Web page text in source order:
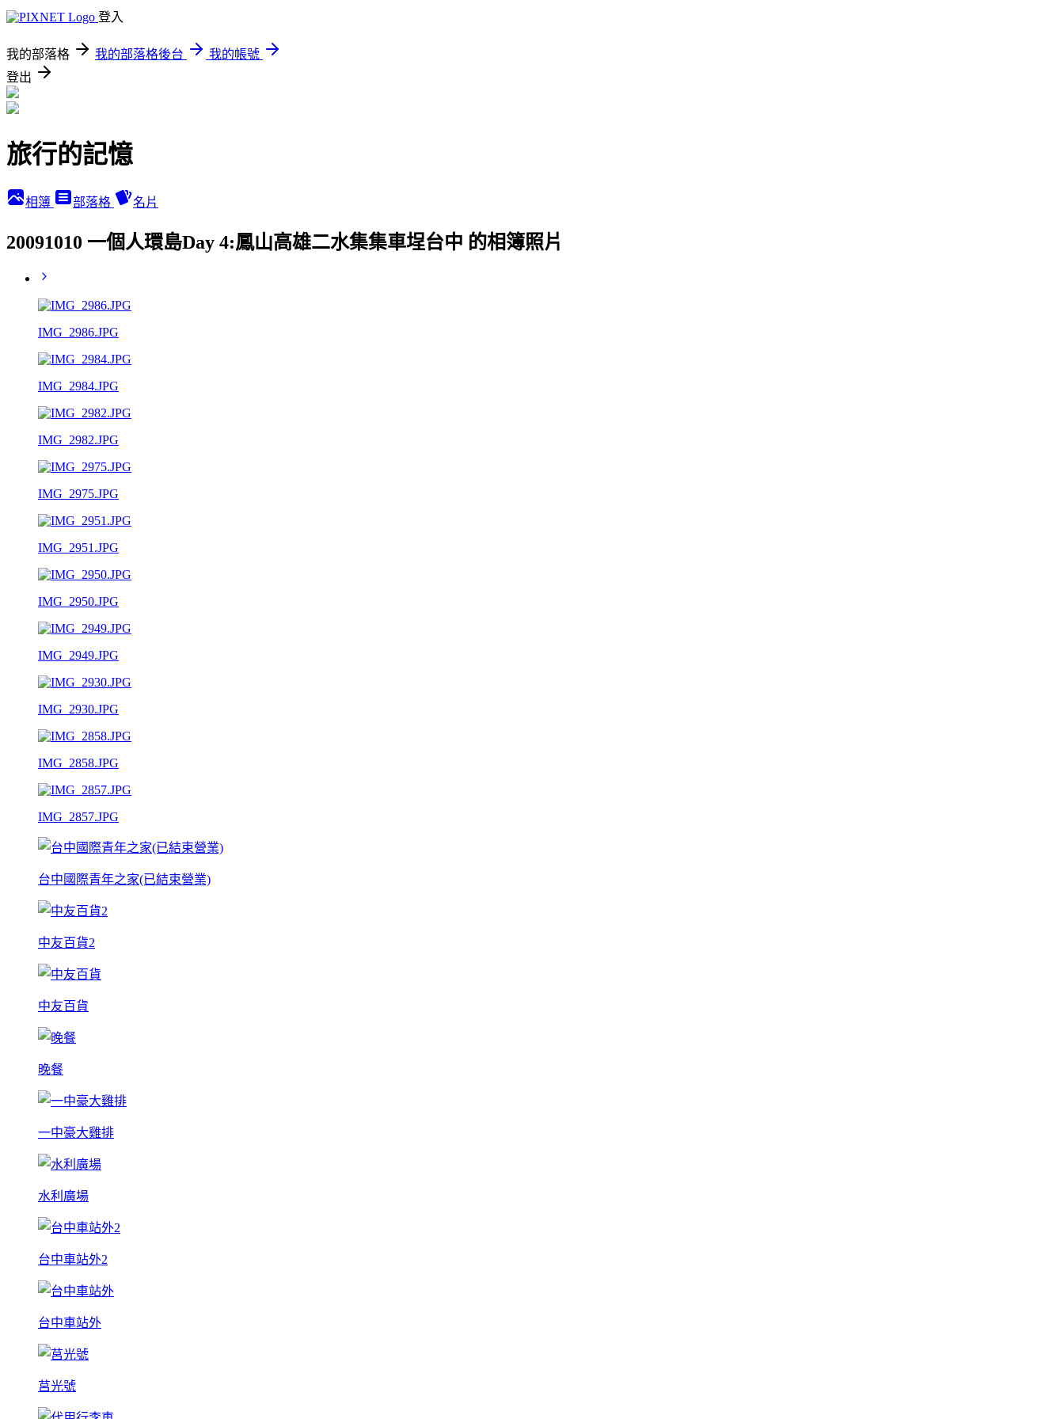
登入
我的部落格 我的部落格後台
我的帳號
登出
旅行的記憶
相簿 部落格 名片
20091010 一個人環島Day 4:鳳山高雄二水集集車埕台中 的相簿照片
IMG_2986.JPG
IMG_2984.JPG
IMG_2982.JPG
IMG_2975.JPG
IMG_2951.JPG
IMG_2950.JPG
IMG_2949.JPG
IMG_2930.JPG
IMG_2858.JPG
IMG_2857.JPG
台中國際青年之家(已結束營業)
中友百貨2
中友百貨
晚餐
一中豪大雞排
水利廣場
台中車站外2
台中車站外
莒光號